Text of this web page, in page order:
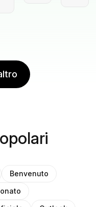
Benvenuto